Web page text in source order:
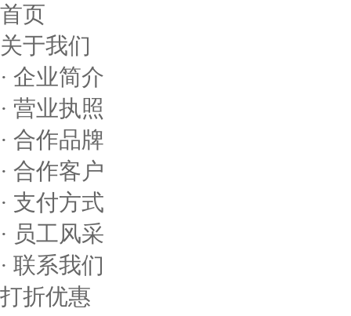
首页
关于我们
· 企业简介
· 营业执照
· 合作品牌
· 合作客户
· 支付方式
· 员工风采
· 联系我们
打折优惠